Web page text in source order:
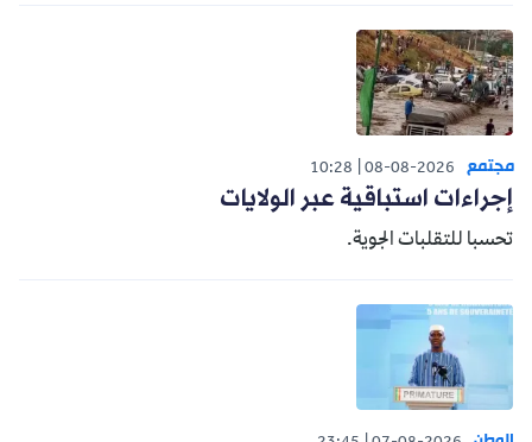
مجتمع 08-08-2026
10:28
إجراءات استباقية عبر الولايات
تحسبا للتقلبات الجوية.